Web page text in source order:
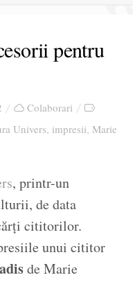
pentru
Colaborari
Univers, impresii, Marie
, printr-un
de data
cititorilor.
unui cititor
de Marie